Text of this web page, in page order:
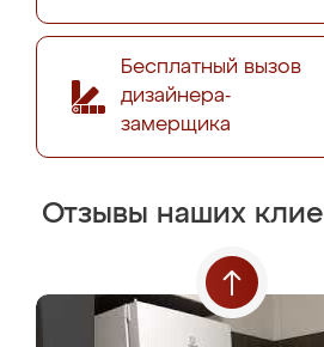
Бесплатный вызов
дизайнера-
замерщика
Отзывы наших